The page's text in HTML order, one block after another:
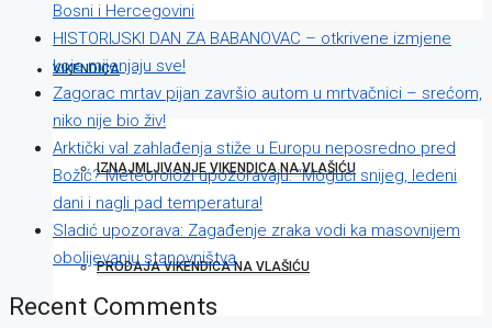
VIKENDICA
IZNAJMLJIVANJE VIKENDICA NA VLAŠIĆU
PRODAJA VIKENDICA NA VLAŠIĆU
Bosni i Hercegovini
HISTORIJSKI DAN ZA BABANOVAC – otkrivene izmjene
koje mijenjaju sve!
Zagorac mrtav pijan završio autom u mrtvačnici – srećom,
niko nije bio živ!
Arktički val zahlađenja stiže u Europu neposredno pred
Božić? Meteorolozi upozoravaju: “Mogući snijeg, ledeni
dani i nagli pad temperatura!
Sladić upozorava: Zagađenje zraka vodi ka masovnijem
obolijevanju stanovništva
Recent Comments